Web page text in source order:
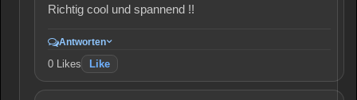
Richtig cool und spannend !!
Antworten
0 Likes Like